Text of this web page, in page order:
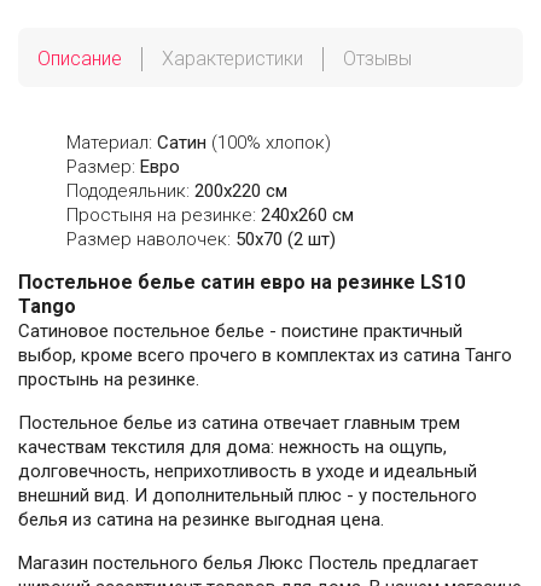
Описание Характеристики Отзывы
Материал: Сатин (100% хлопок)
Размер: Евро
Пододеяльник: 200х220 см
Простыня на резинке: 240х260 см
Размер наволочек: 50x70 (2 шт)
Постельное белье сатин евро на резинке LS10
Tango
Сатиновое постельное белье - поистине практичный
выбор, кроме всего прочего в комплектах из сатина Танго
простынь на резинке.
Постельное белье из сатина отвечает главным трем
качествам текстиля для дома: нежность на ощупь,
долговечность, неприхотливость в уходе и идеальный
внешний вид. И дополнительный плюс - у постельного
белья из сатина на резинке выгодная цена.
Магазин постельного белья Люкс Постель предлагает